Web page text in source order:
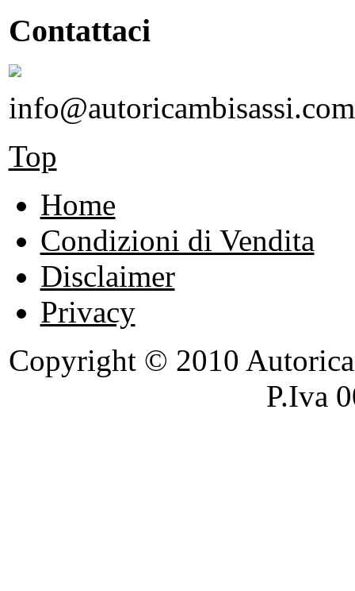
Contattaci
info@autoricambisassi.com
Top
Home
Condizioni di Vendita
Disclaimer
Privacy
Copyright © 2010
P.Iva